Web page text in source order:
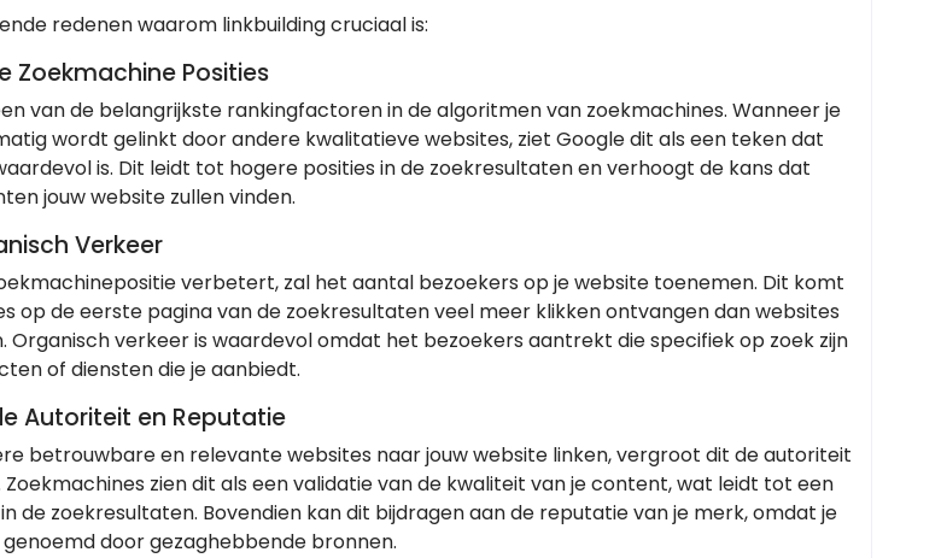
redenen waarom linkbuilding cruciaal is:
Zoekmachine Posities
van de belangrijkste rankingfactoren in de algoritmen van zoekmachines. Wanneer je
wordt gelinkt door andere kwalitatieve websites, ziet Google dit als een teken dat
is. Dit leidt tot hogere posities in de zoekresultaten en verhoogt de kans dat
jouw website zullen vinden.
Verkeer
verbetert, zal het aantal bezoekers op je website toenemen. Dit komt
op de eerste pagina van de zoekresultaten veel meer klikken ontvangen dan websites
Organisch verkeer is waardevol omdat het bezoekers aantrekt die specifiek op zoek zijn
of diensten die je aanbiedt.
Autoriteit en Reputatie
betrouwbare en relevante websites naar jouw website linken, vergroot dit de autoriteit
Zoekmachines zien dit als een validatie van de kwaliteit van je content, wat leidt tot een
de zoekresultaten. Bovendien kan dit bijdragen aan de reputatie van je merk, omdat je
door gezaghebbende bronnen.